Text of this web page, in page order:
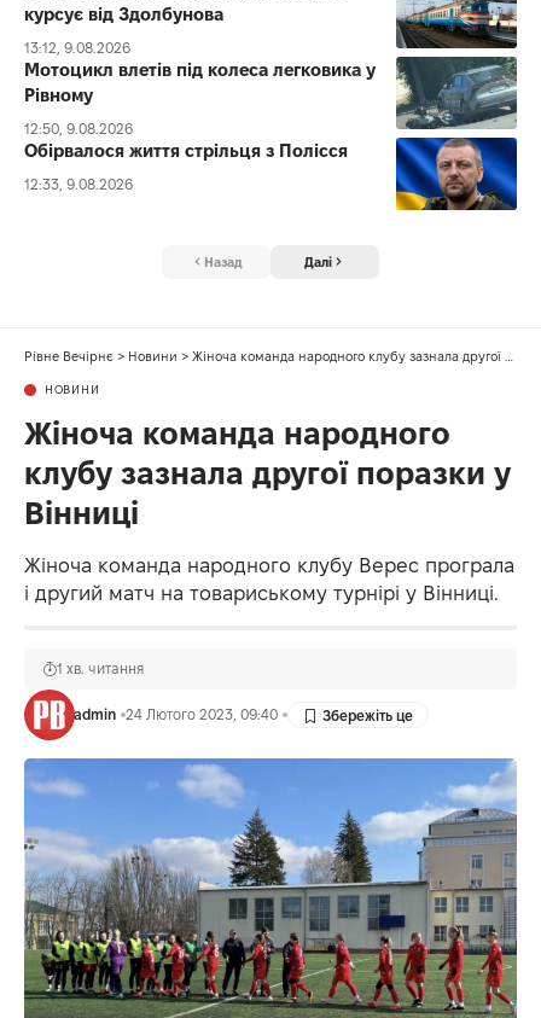
курсує від Здолбунова
13:12, 9.08.2026
Мотоцикл влетів під колеса легковика у
Рівному
12:50, 9.08.2026
Обірвалося життя стрільця з Полісся
12:33, 9.08.2026
Назад Далі
Рівне Вечірнє > Новини > Жіноча команда народного клубу зазнала другої поразки у Вінниці
НОВИНИ
Жіноча команда народного
клубу зазнала другої поразки у
Вінниці
Жіноча команда народного клубу Верес програла
і другий матч на товариському турнірі у Вінниці.
admin 24 Лютого 2023, 09:40
1 хв. читання